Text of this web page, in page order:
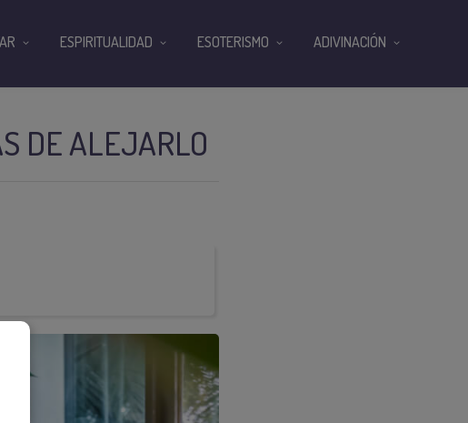
DE ALEJARLO
ESPIRITUALIDAD ESOTERISMO ADIVINACIÓN